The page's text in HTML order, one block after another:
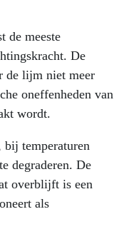
de meeste
De
de lijm niet meer
oneffenheden van
wordt.
bij temperaturen
degraderen. De
overblijft is een
als